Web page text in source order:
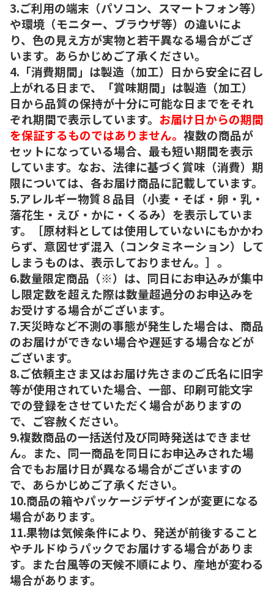
3.ご利用の端末（パソコン、スマートフォン等）
や環境（モニター、ブラウザ等）の違いによ
り、色の見え方が実物と若干異なる場合がござ
います。あらかじめご了承ください。
4.「消費期間」は製造（加工）日から安全に召し
上がれる日まで、「賞味期間」は製造（加工）
日から品質の保持が十分に可能な日までをそれ
ぞれ期間で表示しています。 お届け日からの期間
を保証するものではありません。 複数の商品が
セットになっている場合、最も短い期間を表示
しています。なお、法律に基づく賞味（消費）期
限については、各お届け商品に記載しています。
5.アレルギー物質８品目（小麦・そば・卵・乳・
落花生・えび・かに・くるみ）を表示していま
す。［原材料としては使用していないにもかかわ
らず、意図せず混入（コンタミネーション）して
しまうものは、表示しておりません。］。
6.数量限定商品（※）は、同日にお申込みが集中
し限定数を超えた際は数量超過分のお申込みを
お受けする場合がございます。
7.天災時など不測の事態が発生した場合は、商品
のお届けができない場合や遅延する場合などが
ございます。
8.ご依頼主さま又はお届け先さまのご氏名に旧字
等が使用されていた場合、一部、印刷可能文字
での登録をさせていただく場合がありますの
で、ご容赦ください。
9.複数商品の一括送付及び同時発送はできませ
ん。また、同一商品を同日にお申込みされた場
合でもお届け日が異なる場合がございますの
で、あらかじめご了承ください。
10.商品の箱やパッケージデザインが変更になる
場合があります。
11.果物は気候条件により、発送が前後すること
やチルドゆうパックでお届けする場合がありま
す。また台風等の天候不順により、産地が変わる
場合があります。